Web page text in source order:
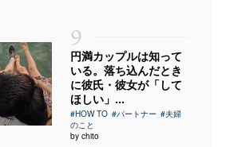
9
円満カップルは知って
いる。落ち込んだとき
に彼氏・彼女が「して
ほしい」...
#HOW TO #パートナー #夫婦
のこと
by chito